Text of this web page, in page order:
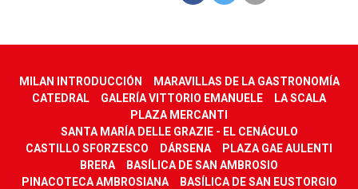
MILAN INTRODUCCIÓN
MARAVILLAS DE LA GASTRONOMÍA
CATEDRAL
GALERÍA VITTORIO EMANUELE
LA SCALA
PLAZA MERCANTI
SANTA MARÍA DELLE GRAZIE - EL CENÁCULO
CASTILLO SFORZESCO
DÁRSENA
PLAZA GAE AULENTI
BRERA
BASÍLICA DE SAN AMBROSIO
PINACOTECA AMBROSIANA
BASÍLICA DE SAN EUSTORGIO